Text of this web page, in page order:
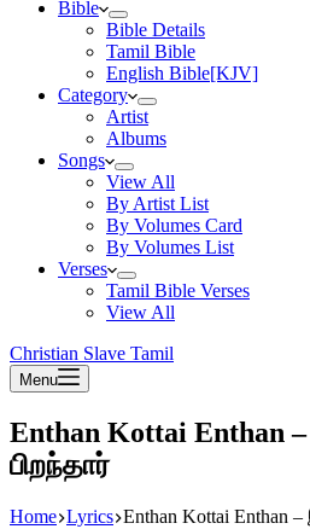
Bible
Bible Details
Tamil Bible
English Bible[KJV]
Category
Artist
Albums
Songs
View All
By Artist List
By Volumes Card
By Volumes List
Verses
Tamil Bible Verses
View All
Christian Slave Tamil
Menu
Enthan Kottai Enthan –
பிறந்தார்
Home Lyrics Enthan Kottai Enthan –